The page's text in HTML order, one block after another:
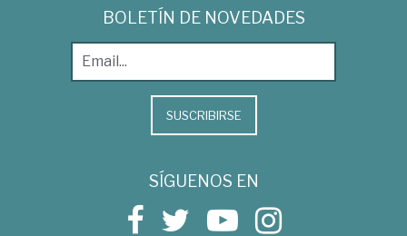
BOLETÍN DE NOVEDADES
SUSCRIBIRSE
SÍGUENOS EN